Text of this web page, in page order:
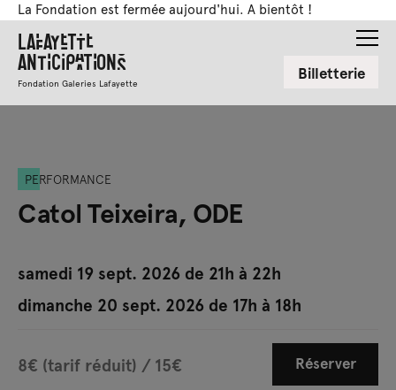
La Fondation est fermée aujourd'hui. A bientôt !
Lafayette
Anticipations
Fondation Galeries Lafayette Billetterie
PERFORMANCE
Catol Teixeira, ODE
samedi 19 sept. 2026 de 21h à 22h
dimanche 20 sept. 2026 de 17h à 18h
8€ (tarif réduit) / 15€ Réserver